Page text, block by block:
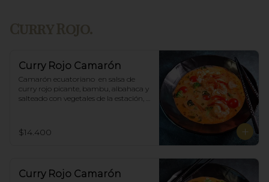
Curry Rojo.
Curry Rojo Camarón
Camarón ecuatoriano  en salsa de
curry rojo picante, bambu, albahaca y
salteado con vegetales de la estación,
$14.400
Curry Rojo Camarón